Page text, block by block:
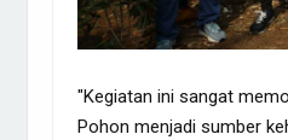
"Kegiatan ini sangat
Pohon menjadi sumber